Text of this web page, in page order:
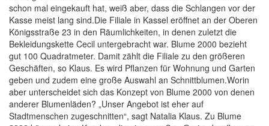
schon mal eingekauft hat, weiß aber, dass die Schlangen vor der
Kasse meist lang sind.Die Filiale in Kassel eröffnet an der Oberen
Königsstraße 23 in den Räumlichkeiten, in denen zuletzt die
Bekleidungskette Cecil untergebracht war. Blume 2000 bezieht
gut 100 Quadratmeter. Damit zählt die Filiale zu den größeren
Geschäften, so Klaus. Es wird Pflanzen für Wohnung und Garten
geben und zudem eine große Auswahl an Schnittblumen.Worin
aber unterscheidet sich das Konzept von Blume 2000 von denen
anderer Blumenläden? „Unser Angebot ist eher auf
Stadtmenschen zugeschnitten“, sagt Natalia Klaus. Zu Blume